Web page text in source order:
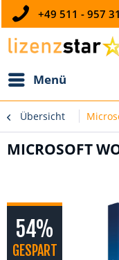
+49 511 - 957
Menü
Übersicht
MICROSOFT
54%
GESPART